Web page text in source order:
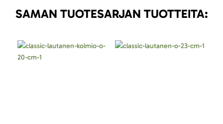
SAMAN TUOTESARJAN TUOTTEITA: